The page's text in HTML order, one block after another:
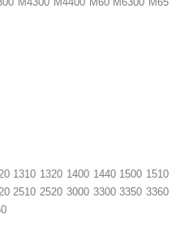
1310 1320 1400 1440 1500 1510
2510 2520 3000 3300 3350 3360